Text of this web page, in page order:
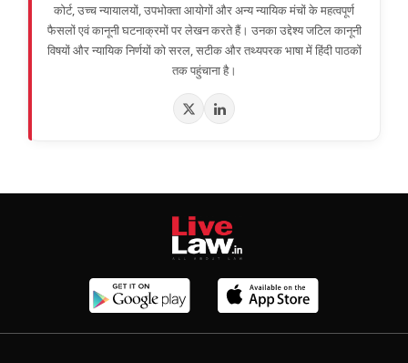
कोर्ट, उच्च न्यायालयों, उपभोक्ता आयोगों और अन्य न्यायिक मंचों के महत्वपूर्ण
फैसलों एवं कानूनी घटनाक्रमों पर लेखन करते हैं। उनका उद्देश्य जटिल कानूनी
विषयों और न्यायिक निर्णयों को सरल, सटीक और तथ्यपरक भाषा में हिंदी पाठकों
तक पहुंचाना है।